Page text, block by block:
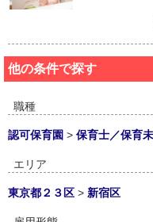
他の条件で探す
職種
認可保育園 > 保育士／保育
エリア
東京都２３区 > 新宿区